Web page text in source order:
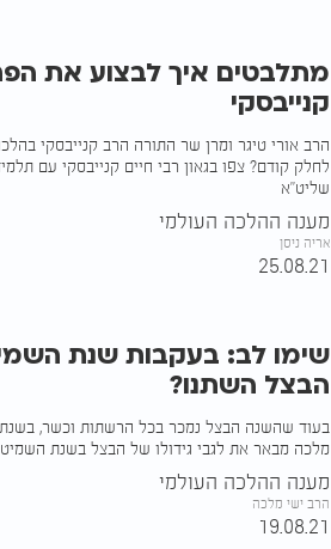
מתלבטים איך לבצוע את
קנייבסקי
הרב אורי טיגר ומרן שר התורה הרב קנייבסקי
לחלק קודם? צפו בגאון רבי חיים קנייבסקי עם
שליט"א
מענה ההלכה העולמי
אריה ניסן
25.08.21
שימו לב: בעקבות שנת
הבצל השתנו?
בעוד שהשנה הבצל נמכר בכל הרשתות וכשר,
מלכה מבאר את לגבי גידולו של הבצל בשנת
מענה ההלכה העולמי
הרב ישי מלכה
19.08.21